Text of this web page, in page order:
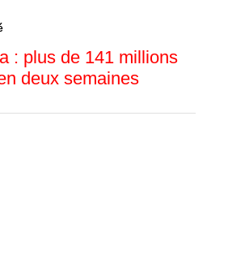
: plus de 141 millions
deux semaines